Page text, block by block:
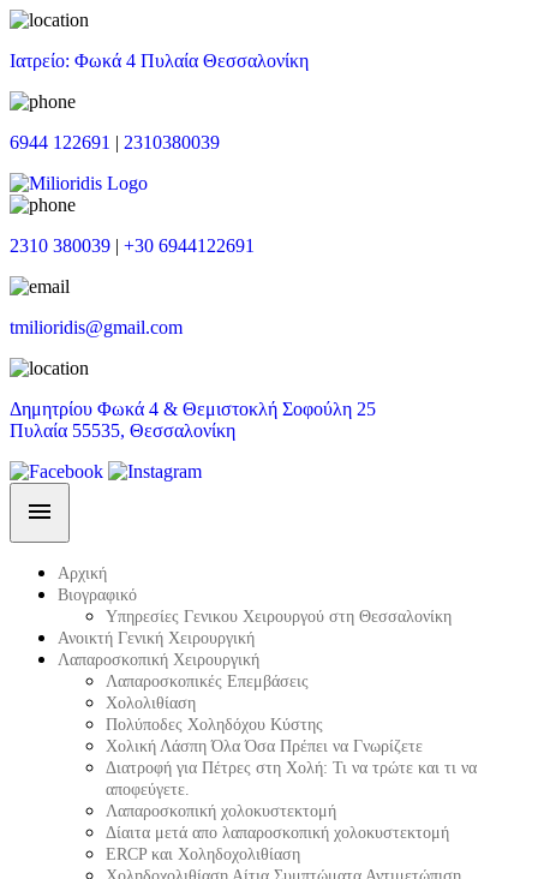
Ιατρείο: Φωκά 4 Πυλαία Θεσσαλονίκη
6944 122691 | 2310380039
2310 380039 | +30 6944122691
tmilioridis@gmail.com
Δημητρίου Φωκά 4 & Θεμιστοκλή Σοφούλη 25
Πυλαία 55535, Θεσσαλονίκη
Αρχική
Βιογραφικό
Υπηρεσίες Γενικου Χειρουργού στη Θεσσαλονίκη
Ανοικτή Γενική Χειρουργική
Λαπαροσκοπική Χειρουργική
Λαπαροσκοπικές Επεμβάσεις
Χολολιθίαση
Πολύποδες Χοληδόχου Κύστης
Χολική Λάσπη Όλα Όσα Πρέπει να Γνωρίζετε
Διατροφή για Πέτρες στη Χολή: Τι να τρώτε και τι να
αποφεύγετε.
Λαπαροσκοπική χολοκυστεκτομή
Δίαιτα μετά απο λαπαροσκοπική χολοκυστεκτομή
ERCP και Χοληδοχολιθίαση